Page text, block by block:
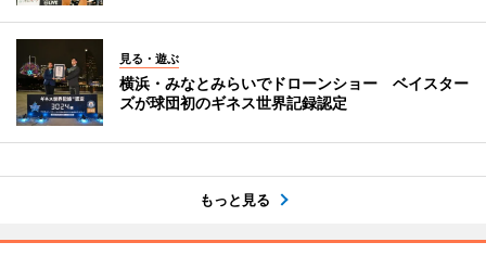
見る・遊ぶ
横浜・みなとみらいでドローンショー ベイスター
ズが球団初のギネス世界記録認定
もっと見る